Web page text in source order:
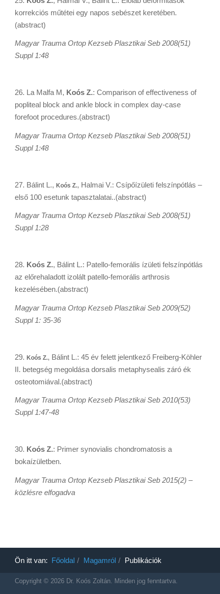
korrekciós műtétei egy napos sebészet keretében.
(abstract)
Magyar Trauma Ortop Kezseb Plasztikai Seb 2008(51)
Suppl 1:48
26. La Malfa M, Koós Z.: Comparison of effectiveness of
popliteal block and ankle block in complex day-case
forefoot procedures.(abstract)
Magyar Trauma Ortop Kezseb Plasztikai Seb 2008(51)
Suppl 1:48
27. Bálint L., Koós Z., Halmai V.: Csípőízületi felszínpótlás –
első 100 esetunk tapasztalatai..(abstract)
Magyar Trauma Ortop Kezseb Plasztikai Seb 2008(51)
Suppl 1:28
28. Koós Z., Bálint L.: Patello-femorális ízületi felszínpótlás
az előrehaladott izolált patello-femorális arthrosis
kezelésében.(abstract)
Magyar Trauma Ortop Kezseb Plasztikai Seb 2009(52)
Suppl 1: 35-36
29. Koós Z., Bálint L.: 45 év felett jelentkező Freiberg-Köhler
II. betegség megoldása dorsalis metaphysealis záró ék
osteotomiával.(abstract)
Magyar Trauma Ortop Kezseb Plasztikai Seb 2010(53)
Suppl 1:47-48
30. Koós Z.: Primer synovialis chondromatosis a
bokaízületben.
Magyar Trauma Ortop Kezseb Plasztikai Seb 2015(2) –
közlésre elfogadva
Ön itt van: Főoldal Magamról Publikációk
Copyright © 2026 Dr. Koós Zoltán. Minden jog fenntartva.